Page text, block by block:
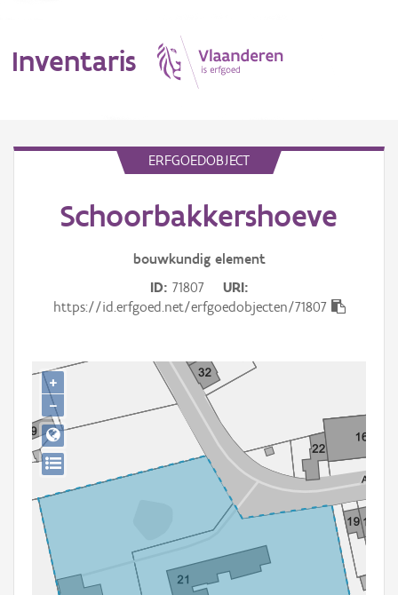
Inventaris
Erfgoedobject
Gebeurtenis
Persoon of collectief
Downloads
Aanmelden
ERFGOEDOBJECT
Schoorbakkershoeve
bouwkundig element
ID 71807
URI
https://id.erfgoed.net/erfgoedobjecten/71807
+
−